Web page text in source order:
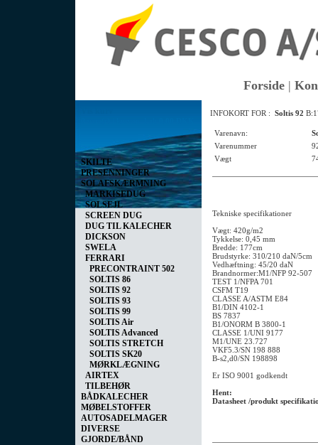
Forside |
SKILTE
PRESENNINGER
SOLAFSKÆRMNING
MARKISEDUG
SOLSEJL
SCREEN DUG
DUG TIL KALECHER
DICKSON
SWELA
FERRARI
PRECONTRAINT 502
SOLTIS 86
SOLTIS 92
SOLTIS 93
SOLTIS 99
SOLTIS Air
SOLTIS Advanced
SOLTIS STRETCH
SOLTIS SK20
MØRKLÆGNING
AIRTEX
TILBEHØR
BÅDKALECHER
MØBELSTOFFER
AUTOSADELMAGER
DIVERSE
GJORDE/BÅND
INFOKORT FOR : Soltis 92
Varenavn:
Varenummer
Vægt
Tekniske specifikationer
Vægt: 420g/m2
Tykkelse: 0,45 mm
Bredde: 177cm
Brudstyrke: 310/210 daN/5cm
Vedhæftning: 45/20 daN
Brandnormer:M1/NFP 92-507
TEST 1/NFPA 701
CSFM T19
CLASSE A/ASTM E84
B1/DIN 4102-1
BS 7837
B1/ONORM B 3800-1
CLASSE 1/UNI 9177
M1/UNE 23.727
VKF5.3/SN 198 888
B-s2,d0/SN 198898
Er ISO 9001 godkendt
Hent:
Datasheet /produkt